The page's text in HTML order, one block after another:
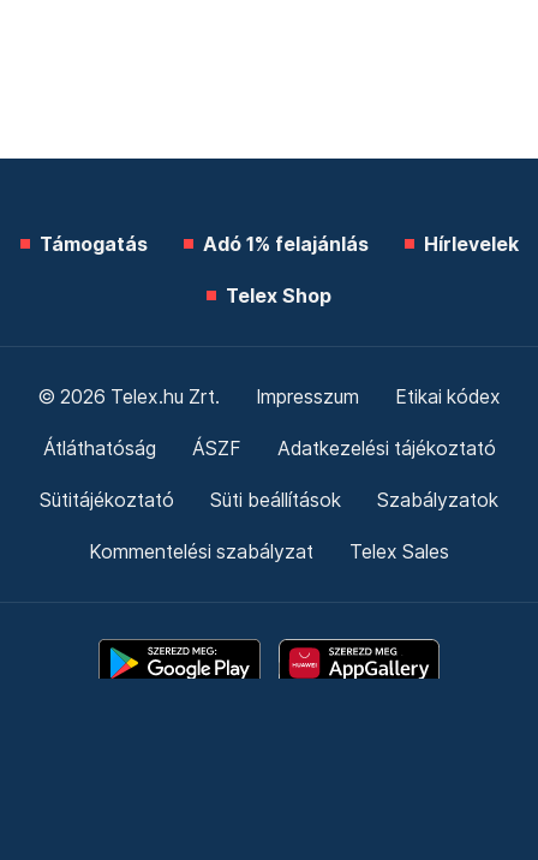
Támogatás Adó 1% felajánlás Hírlevelek
Telex Shop
© 2026 Telex.hu Zrt. Impresszum Etikai kódex
Átláthatóság ÁSZF Adatkezelési tájékoztató
Sütitájékoztató Süti beállítások Szabályzatok
Kommentelési szabályzat Telex Sales